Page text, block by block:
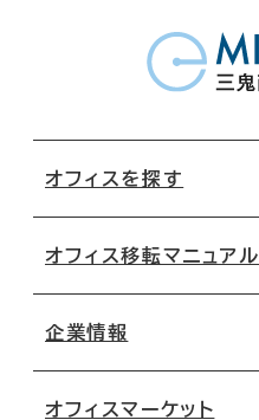
オフィスを探す
地図から探す
路線・駅から探す
オフィス移転マニュアル
移転コストシミュレーショ
企業情報
オフィスマーケット